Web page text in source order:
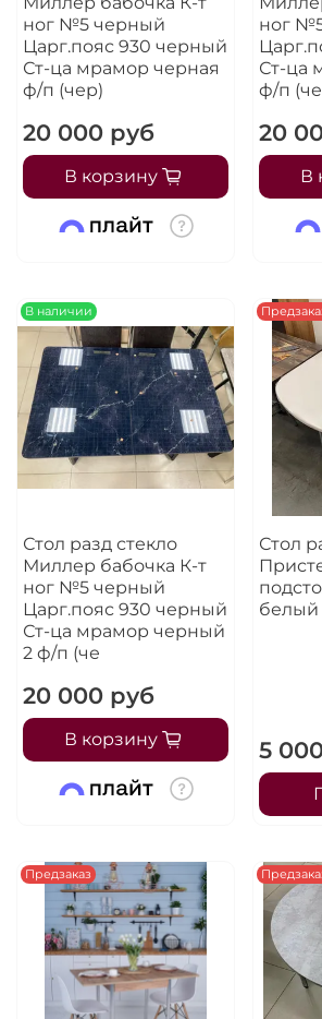
ног №5 черный
Царг.пояс 930 черный
Ст-ца мрамор черная
ф/п (чер)
20 000 руб
В корзину
ног
Ст-ца
ф/п
20
В
В наличии
Стол разд стекло
Миллер бабочка К-т
ног №5 черный
Царг.пояс 930 черный
Ст-ца мрамор черный
2 ф/п (че
20 000 руб
В корзину
Стол
белый
5
Предзаказ